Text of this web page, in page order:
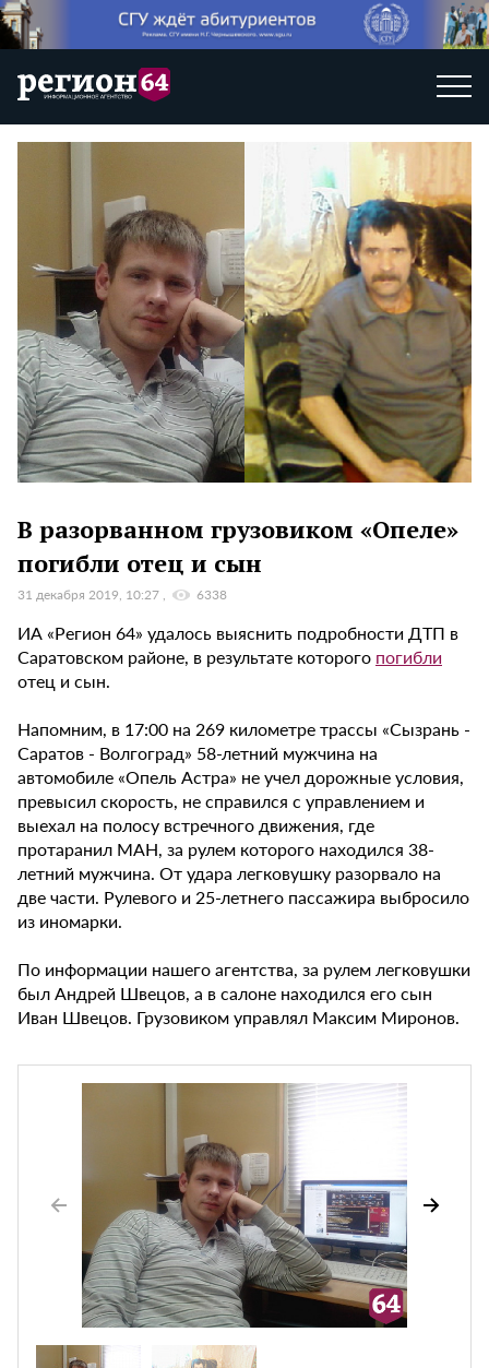
В разорванном грузовиком «Опеле»
погибли отец и сын
31 декабря 2019, 10:27 6338
ИА «Регион 64» удалось выяснить подробности ДТП в
Саратовском районе, в результате которого погибли
отец и сын.
Напомним, в 17:00 на 269 километре трассы «Сызрань -
Саратов - Волгоград» 58-летний мужчина на
автомобиле «Опель Астра» не учел дорожные условия,
превысил скорость, не справился с управлением и
выехал на полосу встречного движения, где
протаранил МАН, за рулем которого находился 38-
летний мужчина. От удара легковушку разорвало на
две части. Рулевого и 25-летнего пассажира выбросило
из иномарки.
По информации нашего агентства, за рулем легковушки
был Андрей Швецов, а в салоне находился его сын
Иван Швецов. Грузовиком управлял Максим Миронов.